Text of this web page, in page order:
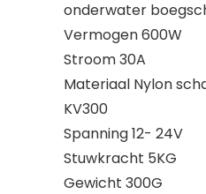
onderwater
Vermogen 600W
Stroom 30A
Materiaal Nylon
KV300
Spanning 12- 24V
Stuwkracht 5KG
Gewicht 300G